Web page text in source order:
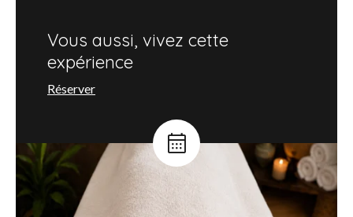
Vous aussi, vivez cette
expérience
Réserver